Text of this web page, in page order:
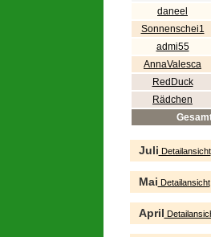
daneel
Sonnenschei1
admi55
AnnaValesca
RedDuck
Rädchen
Juli Detailansicht
Mai Detailansicht
April